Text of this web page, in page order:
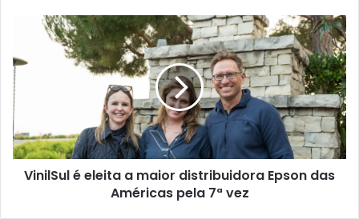
VinilSul
eleita
a
maior
distribuidora
Epson
das
Américas
pelaVinilSul é eleita a maior distribuidora Epson das
Américas pela 7ª vez